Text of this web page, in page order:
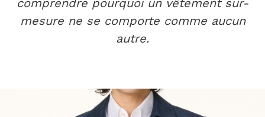
mesure ne se comporte comme aucun
autre.